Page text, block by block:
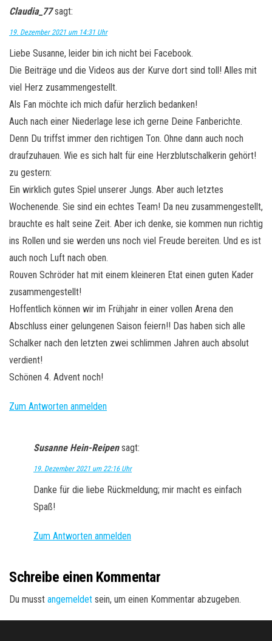
Claudia_77 sagt:
19. Dezember 2021 um 14:31 Uhr
Liebe Susanne, leider bin ich nicht bei Facebook.
Die Beiträge und die Videos aus der Kurve dort sind toll! Alles mit
viel Herz zusammengestellt.
Als Fan möchte ich mich dafür herzlich bedanken!
Auch nach einer Niederlage lese ich gerne Deine Fanberichte.
Denn Du triffst immer den richtigen Ton. Ohne dann auch noch
draufzuhauen. Wie es sich halt für eine Herzblutschalkerin gehört!
zu gestern:
Ein wirklich gutes Spiel unserer Jungs. Aber auch letztes
Wochenende. Sie sind ein echtes Team! Da neu zusammengestellt,
brauchte es halt seine Zeit. Aber ich denke, sie kommen nun richtig
ins Rollen und sie werden uns noch viel Freude bereiten. Und es ist
auch noch Luft nach oben.
Rouven Schröder hat mit einem kleineren Etat einen guten Kader
zusammengestellt!
Hoffentlich können wir im Frühjahr in einer vollen Arena den
Abschluss einer gelungenen Saison feiern!! Das haben sich alle
Schalker nach den letzten zwei schlimmen Jahren auch absolut
verdient!
Schönen 4. Advent noch!
Zum Antworten anmelden
Susanne Hein-Reipen sagt:
19. Dezember 2021 um 22:16 Uhr
Danke für die liebe Rückmeldung; mir macht es einfach
Spaß!
Zum Antworten anmelden
Schreibe einen Kommentar
Du musst angemeldet sein, um einen Kommentar abzugeben.